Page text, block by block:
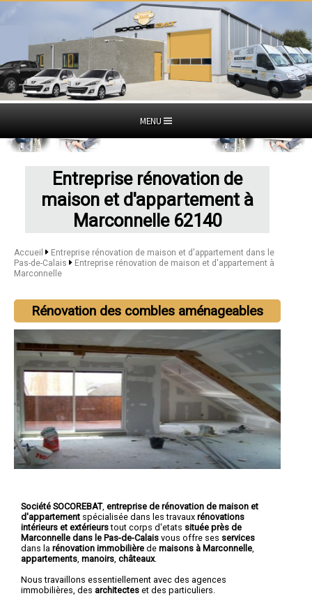
MENU
Entreprise rénovation de
maison et d'appartement à
Marconnelle 62140
Accueil
Entreprise rénovation de maison et d'appartement dans le
Pas-de-Calais
Entreprise rénovation de maison et d'appartement à
Marconnelle
Rénovation des combles aménageables
Société SOCOREBAT, entreprise de rénovation de maison et
d'appartement spécialisée dans les travaux rénovations
intérieurs et extérieurstout corps d'etats située près de
Marconnelle dans le Pas-de-Calais vous offre ses services
dans la rénovation immobilière de maisons à Marconnelle
appartements manoirs châteaux.
Nous travaillons essentiellement avec des agences
immobilières, des architectes et des particuliers.